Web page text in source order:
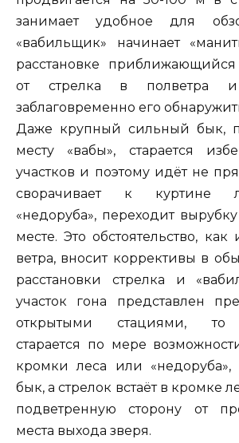
занимает удобное для
«вабильщик» начинает
расстановке
от стрелка в полветра
заблаговременно его
Даже крупный сильный бык,
месту «вабы», старается
участков и поэтому идёт не
сворачивает к куртине
«недоруба», переходит
месте. Это обстоятельство,
ветра, вносит коррективы в
расстановки стрелка и
участок гона представлен
открытыми стациями, то
старается по мере
кромки леса или «недоруба»,
бык, а стрелок встаёт в кромке
подветренную сторону от
места выхода зверя.